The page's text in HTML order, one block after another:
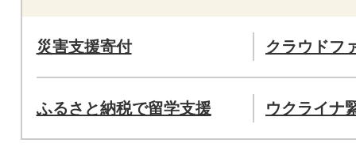
災害支援寄付 クラウドフ
ふるさと納税で留学支援 ウクライナ